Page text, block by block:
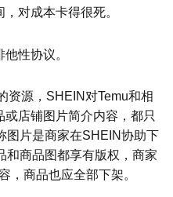
对成本卡得很死。
性协议。
资源，SHEIN对Temu和相
店铺图片简介内容，都只
图片是商家在SHEIN协助下
和商品图都享有版权，商家
，商品也应全部下架。